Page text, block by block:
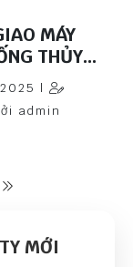
MÁY
THỦY
THANH
|
admin
MỚI